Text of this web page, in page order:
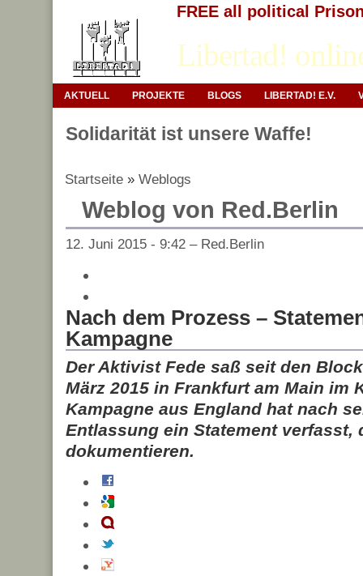
FREE all political
Libertad!
AKTUELL PROJEKTE BLOGS LIBERTAD! E.V.
Solidarität ist unsere Waffe!
Startseite » Weblogs
Weblog von Red.Berlin
12. Juni 2015 - 9:42 – Red.Berlin
Nach dem Prozess –
Kampagne
Der Aktivist Fede saß seit den
März 2015 in Frankfurt am Main im
Kampagne aus England hat nach
Entlassung ein Statement verfasst,
dokumentieren.